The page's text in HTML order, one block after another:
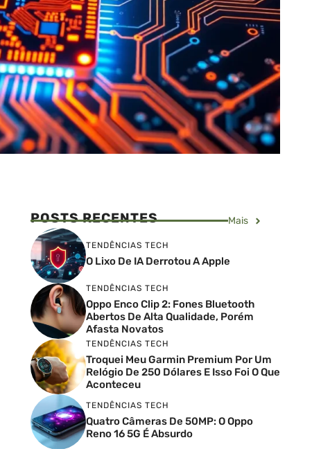
POSTS RECENTES Mais
TENDÊNCIAS TECH
O Lixo De IA Derrotou A Apple
TENDÊNCIAS TECH
Oppo Enco Clip 2: Fones Bluetooth
Abertos De Alta Qualidade, Porém
Afasta Novatos
TENDÊNCIAS TECH
Troquei Meu Garmin Premium Por Um
Relógio De 250 Dólares E Isso Foi O Que
Aconteceu
TENDÊNCIAS TECH
Quatro Câmeras De 50MP: O Oppo
Reno 16 5G É Absurdo